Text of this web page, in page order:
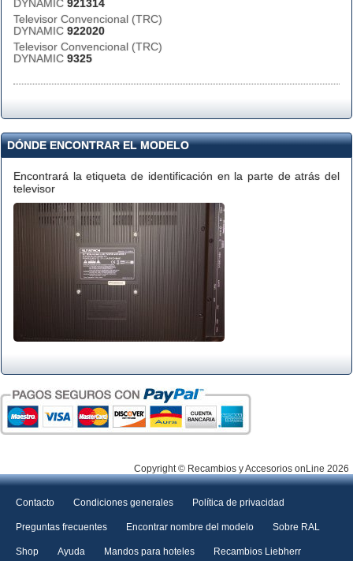
DYNAMIC 921314
Televisor Convencional (TRC)
DYNAMIC 922020
Televisor Convencional (TRC)
DYNAMIC 9325
DÓNDE ENCONTRAR EL MODELO
Encontrará la etiqueta de identificación en la parte de atrás del
televisor
Copyright © Recambios y Accesorios onLine 2026
Contacto Condiciones generales Política de privacidad
Preguntas frecuentes Encontrar nombre del modelo Sobre RAL
Shop Ayuda Mandos para hoteles Recambios Liebherr